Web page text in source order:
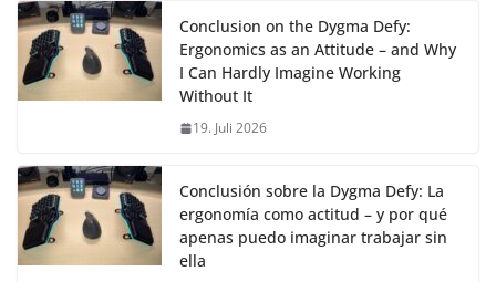
Conclusion on the Dygma Defy:
Ergonomics as an Attitude – and Why
I Can Hardly Imagine Working
Without It
19. Juli 2026
Conclusión sobre la Dygma Defy: La
ergonomía como actitud – y por qué
apenas puedo imaginar trabajar sin
ella